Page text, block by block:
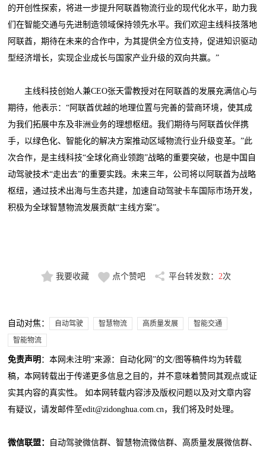
的开创性探索，将进一步提升阿联酋物流行业的现代化水平，助力我
们在智能交通与先进制造领域保持领先水平。我们欢迎主线科技落地
阿联酋，期待在未来的合作中，为其提供全方位支持，促进知识驱动
型经济增长，实现企业成长与国家产业升级的双向共赢。”
主线科技创始人兼CEO张天雷教授对在阿联酋的发展充满信心与
期待，他表示：“阿联酋优越的地理位置与完善的营商环境，使其成
为我们拓展中东及非洲业务的理想枢纽。我们期待与阿联酋伙伴携
手，以绿色化、智能化的解决方案推动区域物流行业升级变革。”此
次合作，是主线科技“全球化商业领跑”战略的重要突破，也是中国自
动驾驶技术“走出去”的重要实践。未来三年，公司将以阿联酋为战略
枢纽，通过技术出海与生态共建，加速自动驾驶卡车国际市场开发，
积极为全球智慧物流发展贡献“主线方案”。
我要收藏 点个赞吧 平台转发数： 2次
自动对焦： 自动驾驶 智慧物流 高质量发展
智能交通
智能物流
免责声明 ：本网未注明“来源：自动化网”的文/图等稿件均为转载
稿，本网转载出于传递更多信息之目的，并不意味着赞同其观点或证
实其内容的真实性。 如本网转载内容涉及版权问题以及对文章内容
有疑议，请发邮件至edit@zidonghua.com.cn，我们将及时处理。
微信联盟： 自动驾驶微信群、智慧物流微信群、高质量发展微信群、